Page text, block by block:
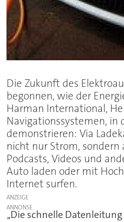
Die Zukunft des
begonnen, wie der
Harman International,
Navigationssystemen, in
demonstrieren: Via
nicht nur Strom, sondern
Podcasts, Videos und
Auto laden oder mit
Internet surfen.
ANZEIGE
,,Die schnelle